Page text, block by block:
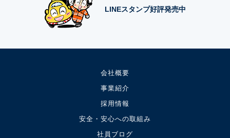
LINEスタンプ好評発売中
会社概要
事業紹介
採用情報
安全・安心への取組み
社員ブログ